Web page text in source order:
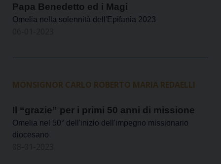
Papa Benedetto ed i Magi
Omelia nella solennità dell'Epifania 2023
MONSIGNOR CARLO ROBERTO MARIA REDAELLI
Il “grazie” per i primi 50 anni di missione
Omelia nel 50° dell'inizio dell'impegno missionario
diocesano